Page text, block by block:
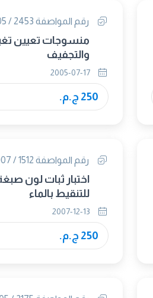
رقم المواصفة 2453 / 2005
منسوجات
والتجفيف
250 ج.م.
رقم المواصفة 1512 / 2007
اختبار ثبات لون
للتنقيط بالماء
250 ج.م.